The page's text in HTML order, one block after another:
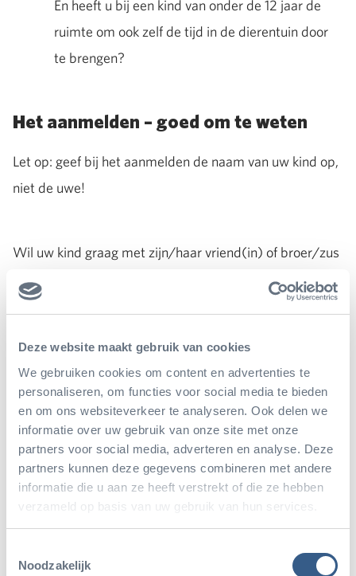
Deze website maakt gebruik van cookies
We gebruiken cookies om content en advertenties te
personaliseren, om functies voor social media te bieden
en om ons websiteverkeer te analyseren. Ook delen we
informatie over uw gebruik van onze site met onze
partners voor social media, adverteren en analyse. Deze
partners kunnen deze gegevens combineren met andere
informatie die u aan ze heeft verstrekt of die ze hebben
verzameld op basis van uw gebruik van hun services.
Noodzakelijk
En heeft u bij een kind van onder de 12 jaar de
ruimte om ook zelf de tijd in de dierentuin door
te brengen?
Het aanmelden – goed om te weten
Let op: geef bij het aanmelden de naam van uw kind op,
niet de uwe!
Wil uw kind graag met zijn/haar vriend(in) of broer/zus
in één groep uit dezelfde categorie (en past dit in de
leeftijdscategorie)? Noteer dit tijdens het aanmelden in
rekening mee proberen te houden. Na het aanmelden
krijgt u een bevestigingsmail. Daarin vindt u een link
met een vragenlijst over uw kind. Vul deze korte lijst
a.u.b. direct in. Dan hebben we meteen alle nodige info,
zoals allergieën en bijzonderheden.
Wie krijgt een plek in de Kidsclubs?
Het aantal beschikbare plaatsen voor de KidsClub is